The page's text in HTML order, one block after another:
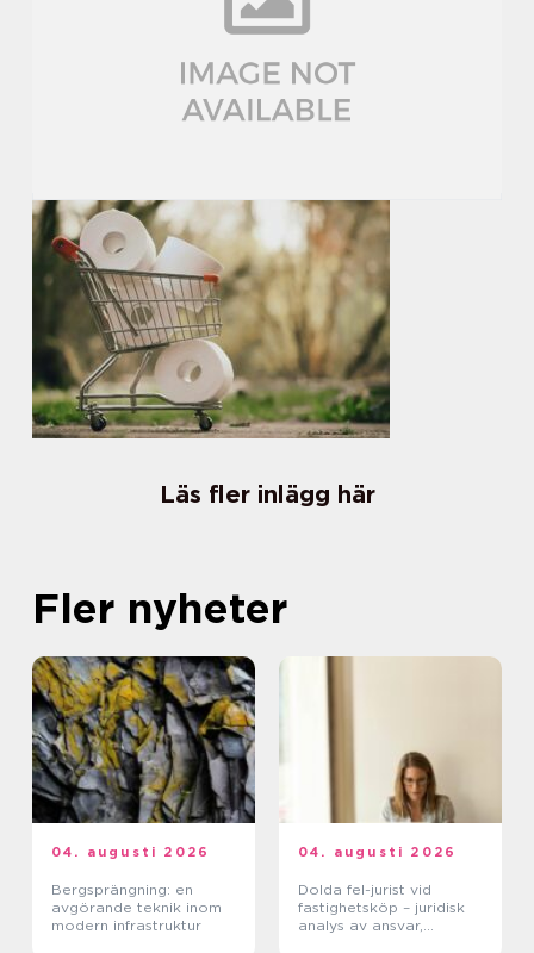
Läs fler inlägg här
Fler nyheter
04. augusti 2026
Bergsprängning: en
avgörande teknik inom
modern infrastruktur
04. augusti 2026
Dolda fel-jurist vid
fastighetsköp – juridisk
analys av ansvar,